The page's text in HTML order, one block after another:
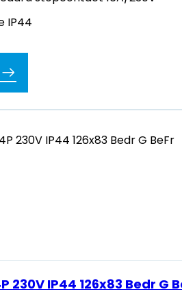
IP44
230V IP44 126x83 Bedr G